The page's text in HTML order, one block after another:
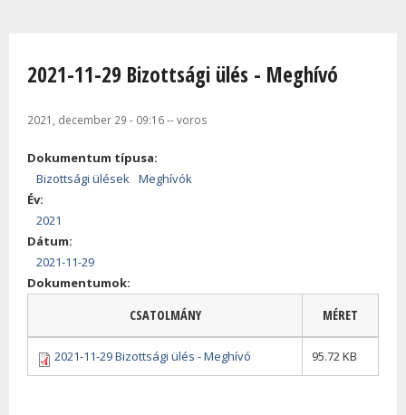
2021-11-29 Bizottsági ülés - Meghívó
2021, december 29 - 09:16--voros
Dokumentum típusa:
Bizottsági ülések
Meghívók
Év:
2021
Dátum:
2021-11-29
Dokumentumok:
CSATOLMÁNY MÉRET
2021-11-29 Bizottsági ülés - Meghívó 95.72 KB